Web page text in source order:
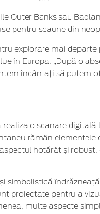
Outer Banks sau
pentru scaune din
explorare mai
în Europa. „După o
încântați să putem
o scanare
rămân elementele
hotărât și
simbolistică
proiectate pentru a
multe aspecte